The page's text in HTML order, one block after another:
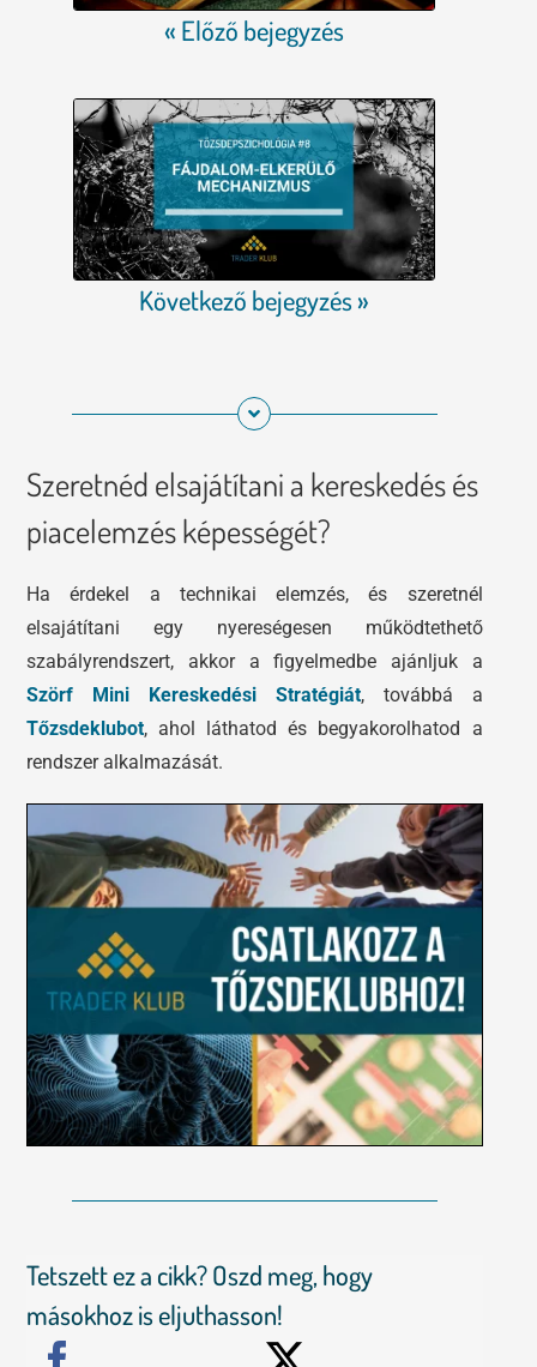
« Előző bejegyzés
Következő bejegyzés »
Szeretnéd elsajátítani a kereskedés és
piacelemzés képességét?
Ha érdekel a technikai elemzés, és szeretnél
elsajátítani egy nyereségesen működtethető
szabályrendszert, akkor a figyelmedbe ajánljuk a
Szörf Mini Kereskedési Stratégiát, továbbá a
Tőzsdeklubot, ahol láthatod és begyakorolhatod a
rendszer alkalmazását.
Tetszett ez a cikk? Oszd meg, hogy
másokhoz is eljuthasson!